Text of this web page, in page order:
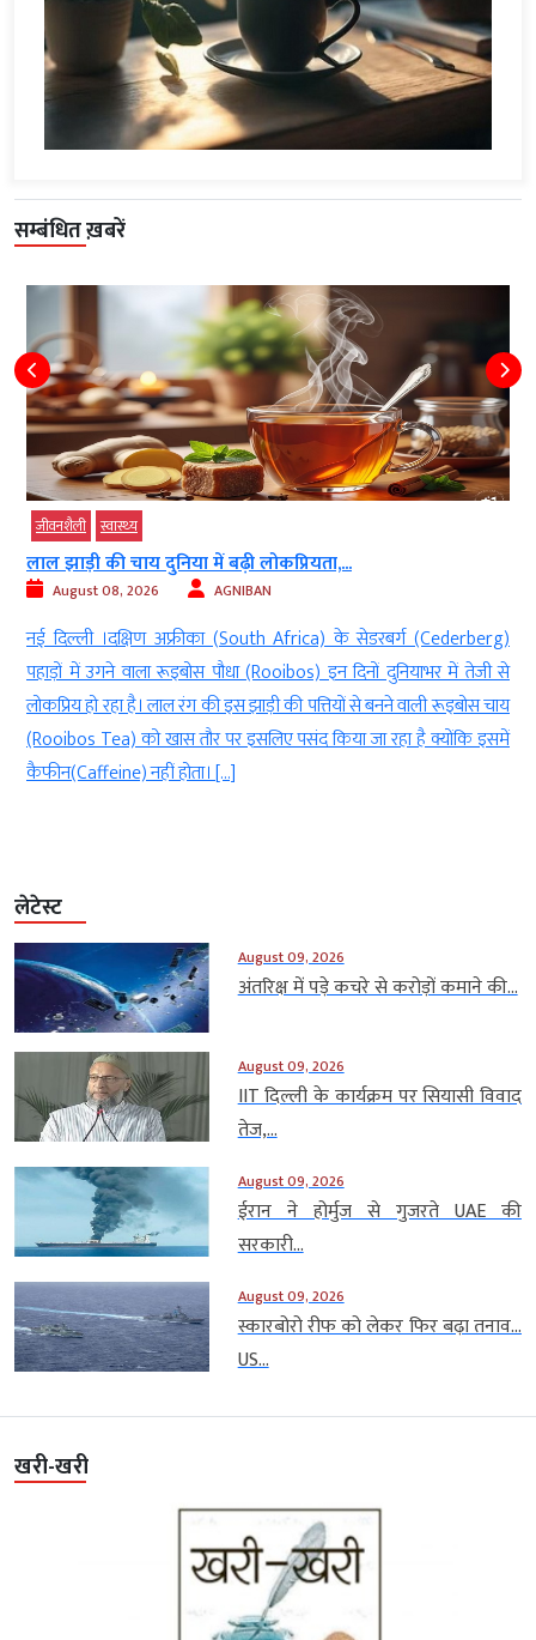
सम्बंधित ख़बरें
जीवनशैली स्‍वास्‍थ्‍य
लाल झाड़ी की चाय दुनिया में बढ़ी लोकप्रियता,...
August 08, 2026 AGNIBAN
नई दिल्ली ।दक्षिण अफ्रीका (South Africa) के सेडरबर्ग (Cederberg)
पहाड़ों में उगने वाला रूइबोस पौधा (Rooibos) इन दिनों दुनियाभर में तेजी से
लोकप्रिय हो रहा है। लाल रंग की इस झाड़ी की पत्तियों से बनने वाली रूइबोस चाय
(Rooibos Tea) को खास तौर पर इसलिए पसंद किया जा रहा है क्योंकि इसमें
कैफीन(Caffeine) नहीं होता। […]
लेटेस्ट
August 09, 2026
अंतरिक्ष में पड़े कचरे से करोड़ों कमाने की...
August 09, 2026
IIT दिल्ली के कार्यक्रम पर सियासी विवाद
तेज,...
August 09, 2026
ईरान ने होर्मुज से गुजरते UAE की
सरकारी...
August 09, 2026
स्कारबोरो रीफ को लेकर फिर बढ़ा तनाव…
US...
खरी-खरी